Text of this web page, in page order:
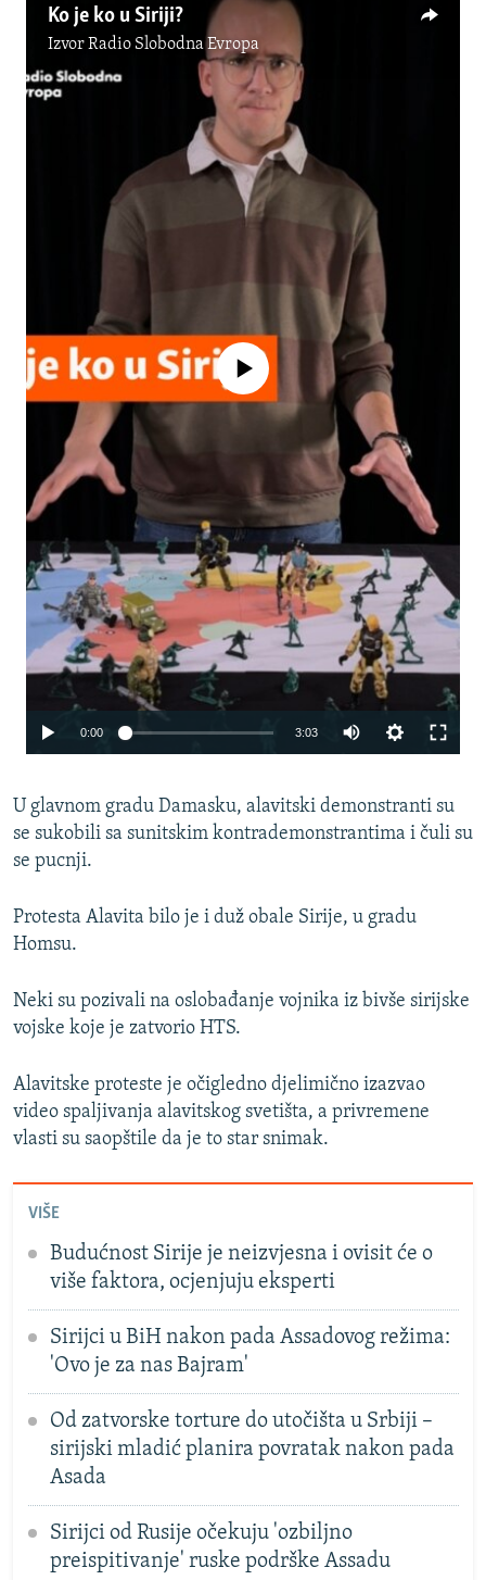
Ko je ko u Siriji?
IzvorRadio Slobodna Evropa
240p 360p
720p 1080p
No media source currently available
0:00 3:03
360p
480p
1080p
U glavnom gradu Damasku, alavitski demonstranti su
se sukobili sa sunitskim kontrademonstrantima i čuli su
se pucnji.
Protesta Alavita bilo je i duž obale Sirije, u gradu
Homsu.
Neki su pozivali na oslobađanje vojnika iz bivše sirijske
vojske koje je zatvorio HTS.
Alavitske proteste je očigledno djelimično izazvao
video spaljivanja alavitskog svetišta, a privremene
vlasti su saopštile da je to star snimak.
VIŠE
Budućnost Sirije je neizvjesna i ovisit će o
više faktora, ocjenjuju eksperti
Sirijci u BiH nakon pada Assadovog režima:
'Ovo je za nas Bajram'
Od zatvorske torture do utočišta u Srbiji –
sirijski mladić planira povratak nakon pada
Asada
Sirijci od Rusije očekuju 'ozbiljno
preispitivanje' ruske podrške Assadu